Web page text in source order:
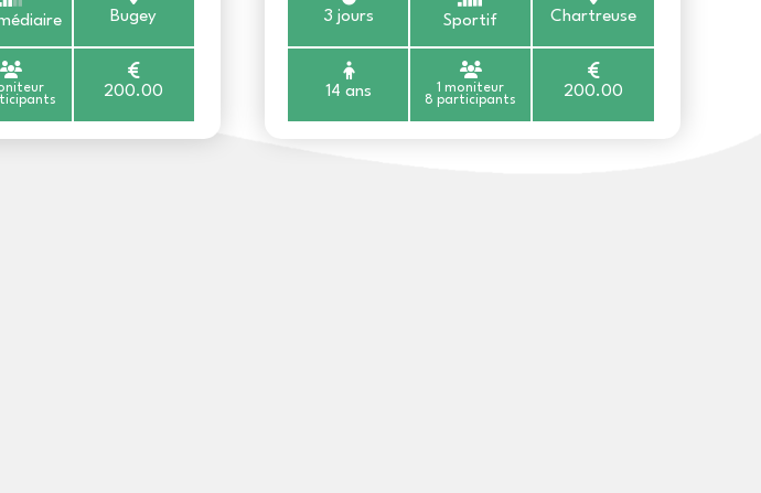
Bugey
200.00
3 jours Sportif Chartreuse
14 ans
1 moniteur
8 participants
200.00